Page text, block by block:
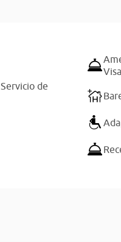
Servicio de
Visa